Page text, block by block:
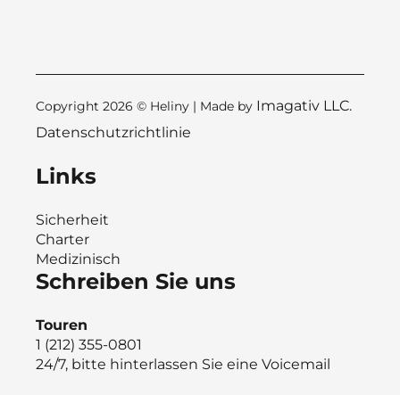
Copyright 2026 © Heliny | Made by Imagativ LLC.
Datenschutzrichtlinie
Links
Sicherheit
Charter
Medizinisch
Schreiben Sie uns
Touren
1 (212) 355-0801
24/7, bitte hinterlassen Sie eine Voicemail